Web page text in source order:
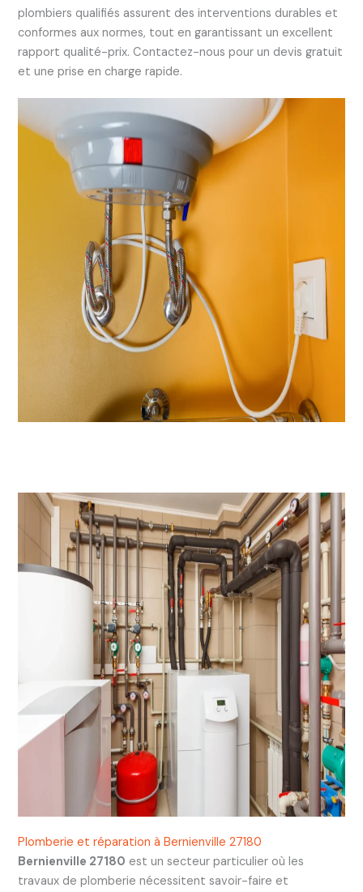
plombiers qualifiés assurent des interventions durables et
conformes aux normes, tout en garantissant un excellent
rapport qualité-prix. Contactez-nous pour un devis gratuit
et une prise en charge rapide.
Plomberie et réparation à Bernienville 27180
Bernienville 27180 est un secteur particulier où les
travaux de plomberie nécessitent savoir-faire et